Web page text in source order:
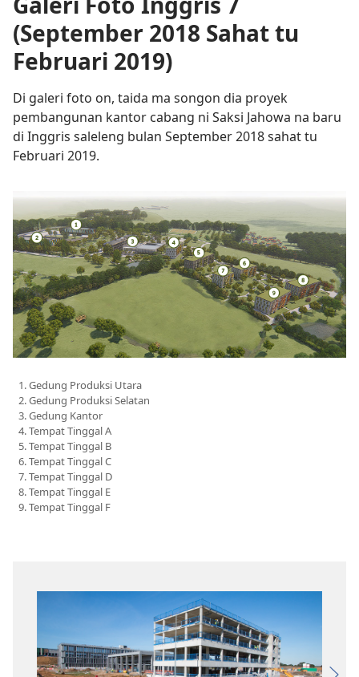
(September 2018 Sahat tu
Februari 2019)
Di galeri foto on, taida ma songon dia proyek
pembangunan kantor cabang ni Saksi Jahowa na baru
di Inggris saleleng bulan September 2018 sahat tu
Februari 2019.
Gedung Produksi Utara
Gedung Produksi Selatan
Gedung Kantor
Tempat Tinggal A
Tempat Tinggal B
Tempat Tinggal C
Tempat Tinggal D
Tempat Tinggal E
Tempat Tinggal F